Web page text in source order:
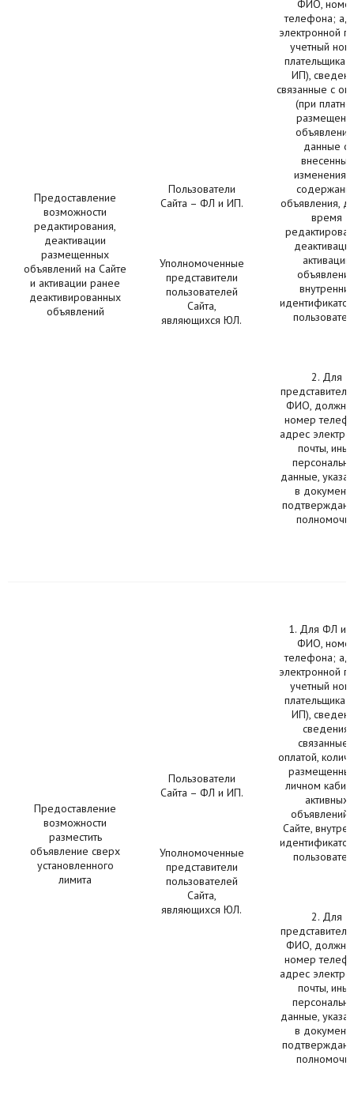
Предоставление
возможности
редактирования,
деактивации
размещенных
объявлений на Сайте
и активации ранее
деактивированных
объявлений
Пользователи
Сайта – ФЛ и ИП.
Уполномоченные
представители
пользователей
Сайта,
являющихся ЮЛ.
ФИО,
телефона;
электронной
учетный
плательщика
ИП),
связанные с
(при
данные о
внесенных
изменениях
объявления,
время
активации
внутренний
2. Для
ФИО,
номер
адрес
почты,
данные,
в
Предоставление
возможности
разместить
объявление сверх
установленного
лимита
Пользователи
Сайта – ФЛ и ИП.
Уполномоченные
представители
пользователей
Сайта,
являющихся ЮЛ.
1. Для ФЛ и
ФИО,
телефона;
электронной
учетный
плательщика
ИП),
сведения,
связанные
оплатой,
личном
активных
объявлений
Сайте,
2. Для
ФИО,
номер
адрес
почты,
данные,
в